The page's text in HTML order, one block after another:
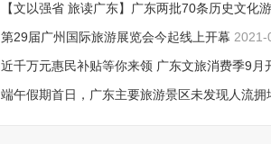
【文以强省 旅读广东】广东两批70条历史文化
游目的地 2021-08-13
第29届广州国际旅游展览会今起线上开幕 2021-
近千万元惠民补贴等你来领 广东文旅消费季9月
端午假期首日，广东主要旅游景区未发现人流拥